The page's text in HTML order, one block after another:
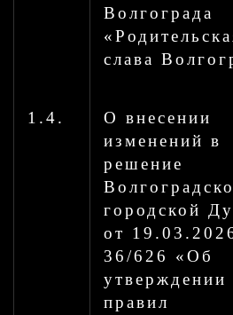
Волгограда
слава
1.4.
О внесении
изменений в
решение
городской
от
36/626 «Об
утверждении
правил